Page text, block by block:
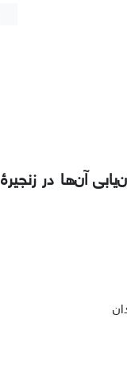
آن‌ها در زنجیرۀ